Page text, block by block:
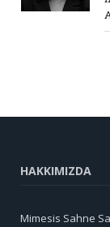
HAKKIMIZDA
Mimesis Sahne